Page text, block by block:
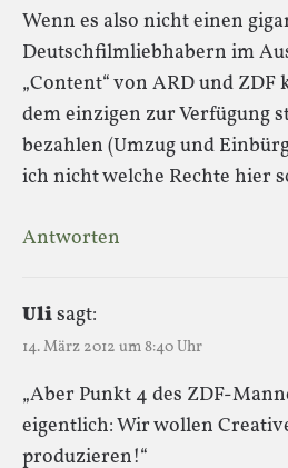
Wenn es also nicht einen
Deutschfilmliebhabern im
„Content“ von ARD und
dem einzigen zur Verfügung
bezahlen (Umzug und
ich nicht welche Rechte hier
Antworten
Ulisagt:
14. März 2012 um 8:40 Uhr
„Aber Punkt 4 des ZDF-
eigentlich: Wir wollen
produzieren!“